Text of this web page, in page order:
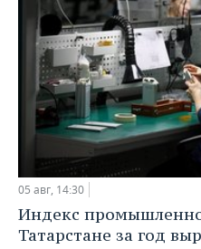
05 авг, 14:30
Индекс
Татарстане за год